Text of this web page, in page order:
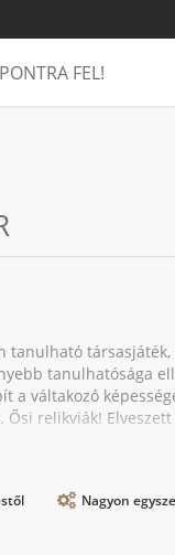
PONTRA FEL!
társasjáték,
tanulhatósága
váltakozó
relikviák!
Nagyon